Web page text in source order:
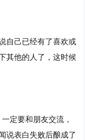
自己已经有了喜欢或
其他的人了，这时候
定要和朋友交流，
说表白失败后酿成了